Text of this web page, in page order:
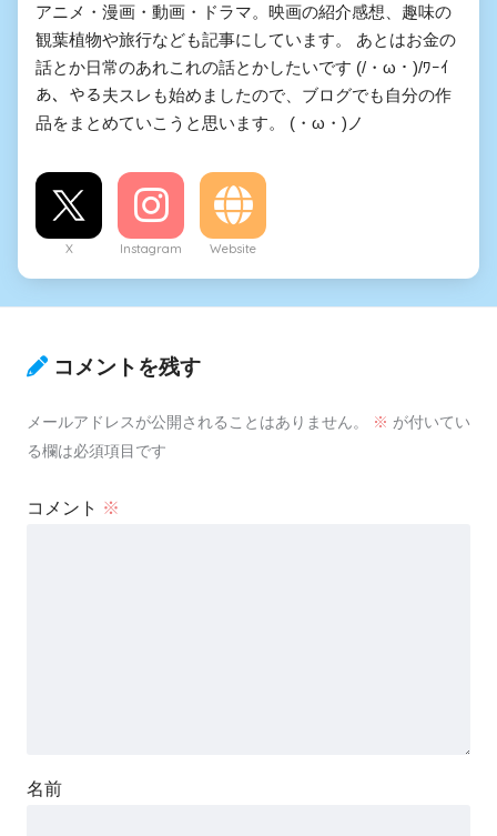
アニメ・漫画・動画・ドラマ。映画の紹介感想、趣味の
観葉植物や旅行なども記事にしています。 あとはお金の
話とか日常のあれこれの話とかしたいです (/・ω・)/ﾜｰｲ
あ、やる夫スレも始めましたので、ブログでも自分の作
品をまとめていこうと思います。 (・ω・)ノ
X Instagram Website
コメントを残す
メールアドレスが公開されることはありません。 ※ が付いてい
る欄は必須項目です
コメント ※
名前